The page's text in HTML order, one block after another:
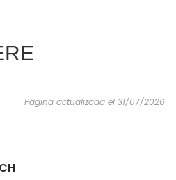
Página actualizada el 31/07/2026